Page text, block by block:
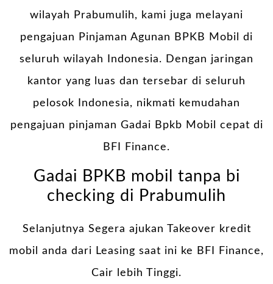
wilayah Prabumulih, kami juga melayani
pengajuan Pinjaman Agunan BPKB Mobil di
seluruh wilayah Indonesia. Dengan jaringan
kantor yang luas dan tersebar di seluruh
pelosok Indonesia, nikmati kemudahan
pengajuan pinjaman Gadai Bpkb Mobil cepat di
BFI Finance.
Gadai BPKB mobil tanpa bi
checking di Prabumulih
Selanjutnya Segera ajukan Takeover kredit
mobil anda dari Leasing saat ini ke BFI Finance,
Cair lebih Tinggi.